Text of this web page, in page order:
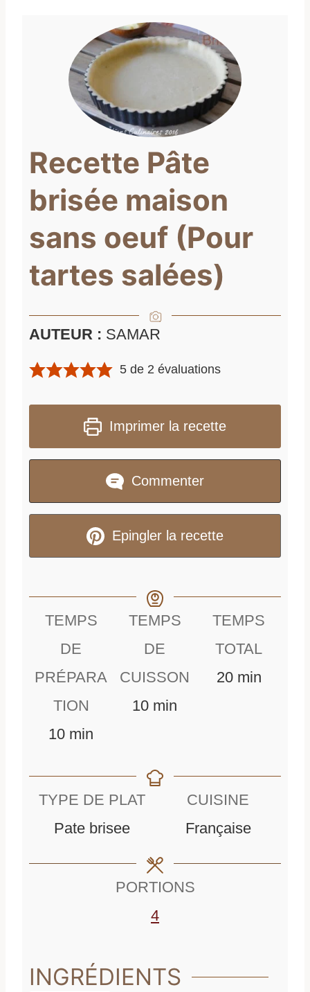
Recette Pâte
brisée maison
sans oeuf (Pour
tartes salées)
AUTEUR : SAMAR
5 de 2 évaluations
Imprimer la recette
Commenter
Epingler la recette
TEMPS
DE
PRÉPARA
TION
10m
n
min
TEMPS
DE
CUISSON
10m
u
s
min
TEMPS
TOTAL
20m
t
e
min
TYPE DE PLAT
Pate brisee
CUISINE
Française
PORTIONS
4
INGRÉDIENTS